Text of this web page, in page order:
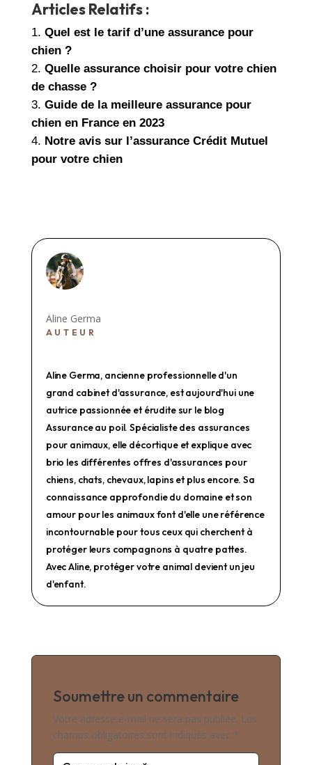
Articles Relatifs :
Quel est le tarif d’une assurance pour
chien ?
Quelle assurance choisir pour votre chien
de chasse ?
Guide de la meilleure assurance pour
chien en France en 2023
Notre avis sur l’assurance Crédit Mutuel
pour votre chien
Aline Germa
AUTEUR
Aline Germa, ancienne professionnelle d'un
grand cabinet d'assurance, est aujourd'hui une
autrice passionnée et érudite sur le blog
Assurance au poil. Spécialiste des assurances
pour animaux, elle décortique et explique avec
brio les différentes offres d'assurances pour
chiens, chats, chevaux, lapins et plus encore. Sa
connaissance approfondie du domaine et son
amour pour les animaux font d'elle une référence
incontournable pour tous ceux qui cherchent à
protéger leurs compagnons à quatre pattes.
Avec Aline, protéger votre animal devient un jeu
d'enfant.
Soumettre un commentaire
Votre adresse e-mail ne sera pas publiée. Les
champs obligatoires sont indiqués avec *